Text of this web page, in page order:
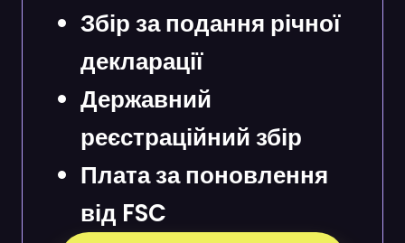
Збір за подання річної
декларації
Державний
реєстраційний збір
Плата за поновлення
від FSC